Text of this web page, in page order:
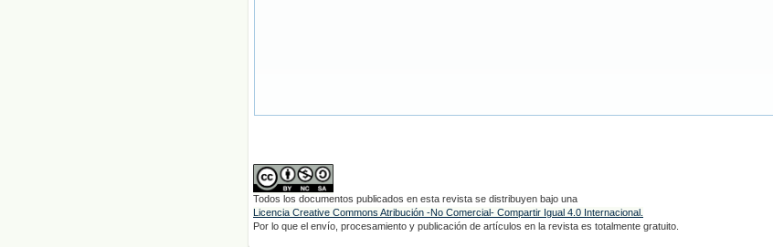
Todos los documentos publicados en esta revista se distribuyen bajo una
Licencia Creative Commons Atribución -No Comercial- Compartir Igual 4.0 Internacional.
Por lo que el envío, procesamiento y publicación de artículos en la revista es totalmente gratuito.